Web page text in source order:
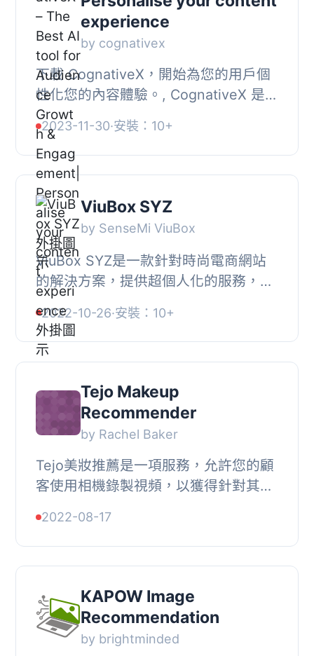
experience
by cognativex
下載 CognativeX，開始為您的用戶個
性化您的內容體驗。, CognativeX 是一
個個性化內容和本地化廣告平台，與高
端網站合作。我們幫助您增加網民的增
長、參與、...
2023-11-30·安裝：10+
ViuBox SYZ
by SenseMi ViuBox
ViuBox SYZ是一款針對時尚電商網站
的解決方案，提供超個人化的服務，以
改善購物者的體驗。, 使用者可以註冊
並選擇三種方法中的一種來創建他們的
數字化自我形...
2022-10-26·安裝：10+
Tejo Makeup
Recommender
by Rachel Baker
Tejo美妝推薦是一項服務，允許您的顧
客使用相機錄製視頻，以獲得針對其皮
WordPress外掛使用嵌入小部件中的
iframe，您可以...
2022-08-17
KAPOW Image
Recommendation
by brightminded